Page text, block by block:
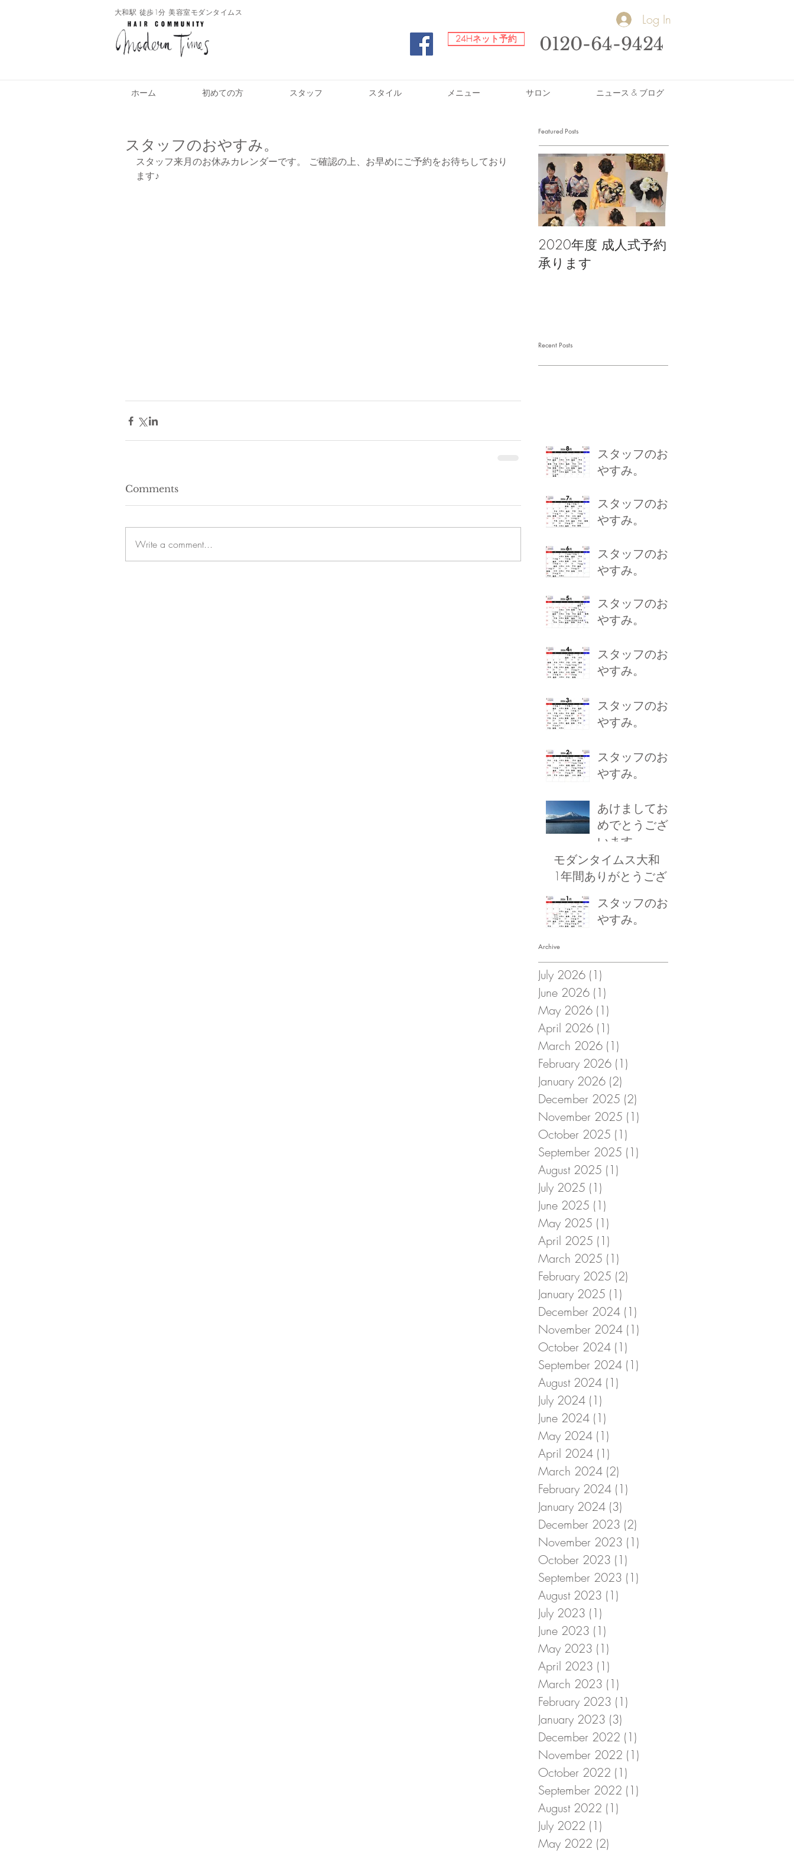
​大和駅 徒歩1分 美容室モダンタイムス Log In
24Hネット予約
24Hネット予約 0120-64-9424
ホーム 初めての方 スタッフ スタイル メニュー サロン ニュース & ブログ
スタッフのおやすみ。
スタッフ来月のお休みカレンダーです。 ご確認の上、お早めにご予約をお待ちしており
ます♪
Comments
Write a comment...
Featured Posts
2020年度 成人式予約
承ります
Recent Posts
スタッフのお
やすみ。
スタッフのお
やすみ。
スタッフのお
やすみ。
スタッフのお
やすみ。
スタッフのお
やすみ。
スタッフのお
やすみ。
スタッフのお
やすみ。
あけましてお
めでとうござ
います
モダンタイムス大和
1年間ありがとうござ
いました！
スタッフのお
やすみ。
Archive
July 2026 (1)
June 2026 (1)
May 2026 (1)
April 2026 (1)
March 2026 (1)
February 2026 (1)
January 2026 (2)
December 2025 (2)
November 2025 (1)
October 2025 (1)
September 2025 (1)
August 2025 (1)
July 2025 (1)
June 2025 (1)
May 2025 (1)
April 2025 (1)
March 2025 (1)
February 2025 (2)
January 2025 (1)
December 2024 (1)
November 2024 (1)
October 2024 (1)
September 2024 (1)
August 2024 (1)
July 2024 (1)
June 2024 (1)
May 2024 (1)
April 2024 (1)
March 2024 (2)
February 2024 (1)
January 2024 (3)
December 2023 (2)
November 2023 (1)
October 2023 (1)
September 2023 (1)
August 2023 (1)
July 2023 (1)
June 2023 (1)
May 2023 (1)
April 2023 (1)
March 2023 (1)
February 2023 (1)
January 2023 (3)
December 2022 (1)
November 2022 (1)
October 2022 (1)
September 2022 (1)
August 2022 (1)
July 2022 (1)
May 2022 (2)